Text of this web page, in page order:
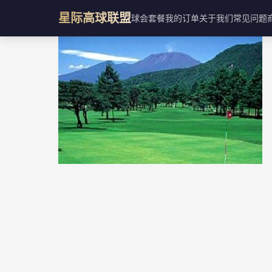
星际高球联盟球会套餐我的订单关于我们常见问题